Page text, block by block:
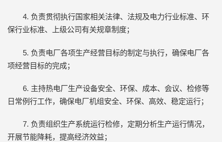
4. 负责贯彻执行国家相关法律、法规及电力行业标准、环
保行业标准、上级公司有关规章制度；
5. 负责电厂各项生产经营目标的制定与执行，确保电厂各
项经营目标的完成；
6. 主持热电厂生产设备安全、环保、成本、会议、检修等
日常例行工作，确保电厂机组安全、环保、高效、稳定运行；
7. 负责组织生产系统运行检修，定期分析生产运行情况，
开展节能降耗，提高经济效益；